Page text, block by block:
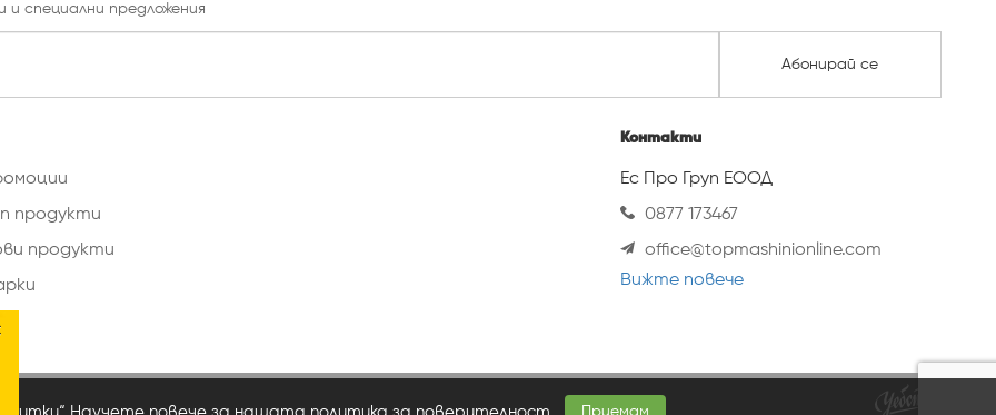
специални предложения
Абонирай се
продукти
продукти
Контакти
Ес Про Груп ЕООД
0877 173467
office@topmashinionline.com
Вижте повече
Научете повече за нашата политика за поверителност Приемам